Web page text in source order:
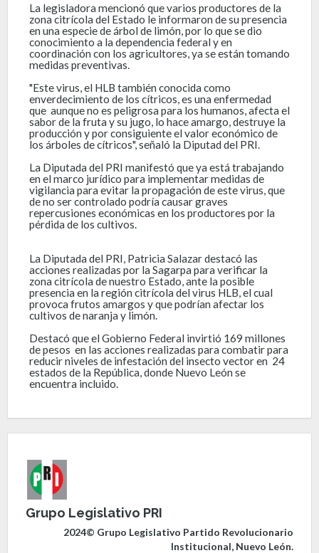
La legisladora mencionó que varios productores de la
zona citrícola del Estado le informaron de su presencia
en una especie de árbol de limón, por lo que se dio
conocimiento a la dependencia federal y en
coordinación con los agricultores, ya se están tomando
medidas preventivas.
"Este virus, el HLB también conocida como
enverdecimiento de los cítricos, es una enfermedad
que aunque no es peligrosa para los humanos, afecta el
sabor de la fruta y su jugo, lo hace amargo, destruye la
producción y por consiguiente el valor económico de
los árboles de cítricos", señaló la Diputad del PRI.
La Diputada del PRI manifestó que ya está trabajando
en el marco jurídico para implementar medidas de
vigilancia para evitar la propagación de este virus, que
de no ser controlado podría causar graves
repercusiones económicas en los productores por la
pérdida de los cultivos.
La Diputada del PRI, Patricia Salazar destacó las
acciones realizadas por la Sagarpa para verificar la
zona citrícola de nuestro Estado, ante la posible
presencia en la región citrícola del virus HLB, el cual
provoca frutos amargos y que podrían afectar los
cultivos de naranja y limón.
Destacó que el Gobierno Federal invirtió 169 millones
de pesos en las acciones realizadas para combatir para
reducir niveles de infestación del insecto vector en 24
estados de la República, donde Nuevo León se
encuentra incluido.
Grupo Legislativo PRI
2024© Grupo Legislativo Partido Revolucionario
Institucional, Nuevo León.